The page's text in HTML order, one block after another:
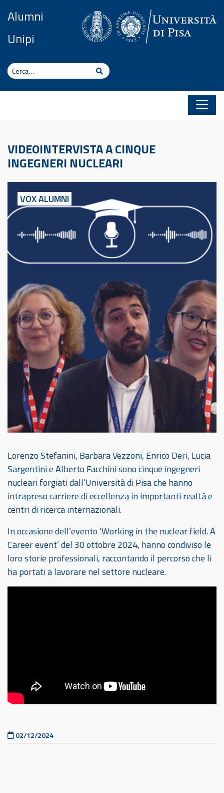
Alumni
Unipi
Cerca Cerca
VIDEOINTERVISTA A CINQUE
INGEGNERI NUCLEARI
Pubblicato il
02/12/2024
VOX ALUMNI
Lorenzo Stefanini, Barbara Vezzoni, Enrico Deri, Lucia
Sargentini e Alberto Facchini sono cinque ingegneri
nucleari forgiati dall’Università di Pisa che hanno
intrapreso carriere di eccellenza in importanti realtà e
centri di ricerca internazionali.
In occasione dell’evento ‘Working in the nuclear field. A
Career event’ del 30 ottobre 2024, hanno condiviso le
loro storie professionali, raccontando il percorso che li
ha portati a lavorare nel settore nucleare.